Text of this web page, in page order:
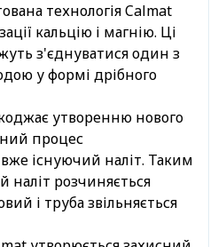
технологія Calmat
кальцію і магнію. Ці
з'єднуватися один з
у формі дрібного
утворенню нового
процес
існуючий наліт. Таким
розчиняється
і труба звільняється